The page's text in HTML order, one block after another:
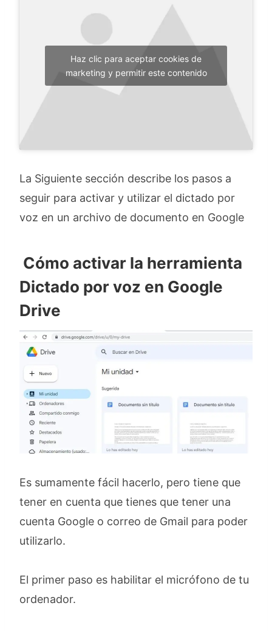
Haz clic para aceptar cookies de
marketing y permitir este contenido
La Siguiente sección describe los pasos a
seguir para activar y utilizar el dictado por
voz en un archivo de documento en Google
Cómo activar la herramienta
Dictado por voz en Google
Drive
Es sumamente fácil hacerlo, pero tiene que
tener en cuenta que tienes que tener una
cuenta Google o correo de Gmail para poder
utilizarlo.
El primer paso es habilitar el micrófono de tu
ordenador.